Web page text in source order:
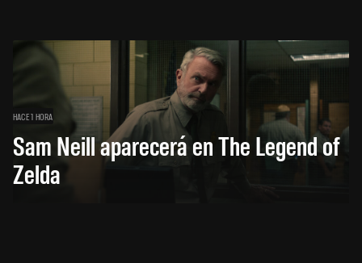
HACE 1 HORA
Sam Neill aparecerá en The Legend of
Zelda